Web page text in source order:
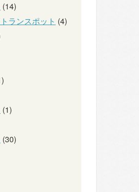
(14)
ランスポット (4)
(1)
(30)